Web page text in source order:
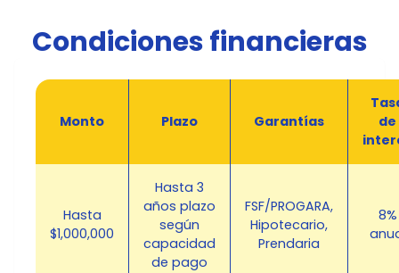
Condiciones financieras
Monto Plazo Garantías
de
Hasta
$1,000,000
Hasta 3
años plazo
según
capacidad
de pago
FSF/PROGARA,
Hipotecario,
Prendaria
8%